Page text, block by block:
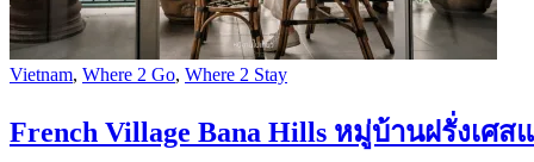
Vietnam, Where 2 Go, Where 2 Stay
French Village Bana Hills หมู่บ้านฝรั่งเศส